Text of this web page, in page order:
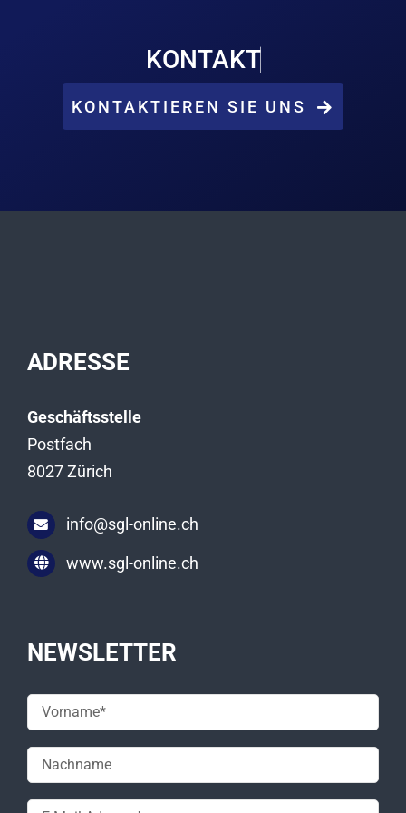
KONTAKTIEREN SIE UNS
ADRESSE
Geschäftsstelle
Postfach
8027 Zürich
info@sgl-online.ch
www.sgl-online.ch
NEWSLETTER